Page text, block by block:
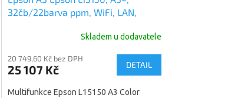
R
M
A
32čb/22barva ppm, WiFi, LAN,
Skladem u dodavatele
20 749,60 Kč bez DPH
25 107 Kč DETAIL
Multifunkce Epson L15150 A3 Color